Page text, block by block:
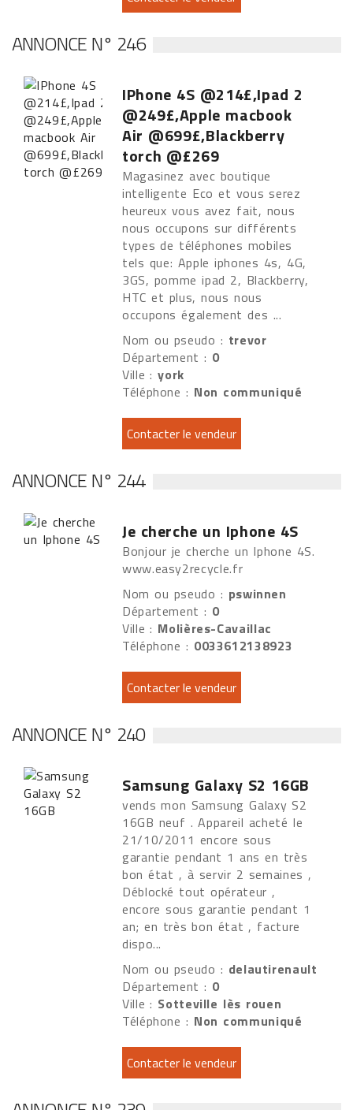
ANNONCE N° 246
IPhone 4S @214£,Ipad 2
@249£,Apple macbook
Air @699£,Blackberry
torch @£269
Magasinez avec boutique
intelligente Eco et vous serez
heureux vous avez fait, nous
nous occupons sur différents
types de téléphones mobiles
tels que: Apple iphones 4s, 4G,
3GS, pomme ipad 2, Blackberry,
HTC et plus, nous nous
occupons également des ...
Nom ou pseudo : trevor
Département : 0
Ville :york
Téléphone : Non communiqué
ANNONCE N° 244
Je cherche un Iphone 4S
Bonjour je cherche un Iphone 4S.
www.easy2recycle.fr
Nom ou pseudo : pswinnen
Département : 0
Ville : Molières-Cavaillac
Téléphone : 0033612138923
ANNONCE N° 240
Samsung Galaxy S2 16GB
vends mon Samsung Galaxy S2
16GB neuf . Appareil acheté le
21/10/2011 encore sous
garantie pendant 1 ans en très
bon état , à servir 2 semaines ,
Déblocké tout opérateur ,
encore sous garantie pendant 1
an; en très bon état , facture
dispo...
Nom ou pseudo : delautirenault
Département : 0
Ville : Sotteville lès rouen
Téléphone : Non communiqué